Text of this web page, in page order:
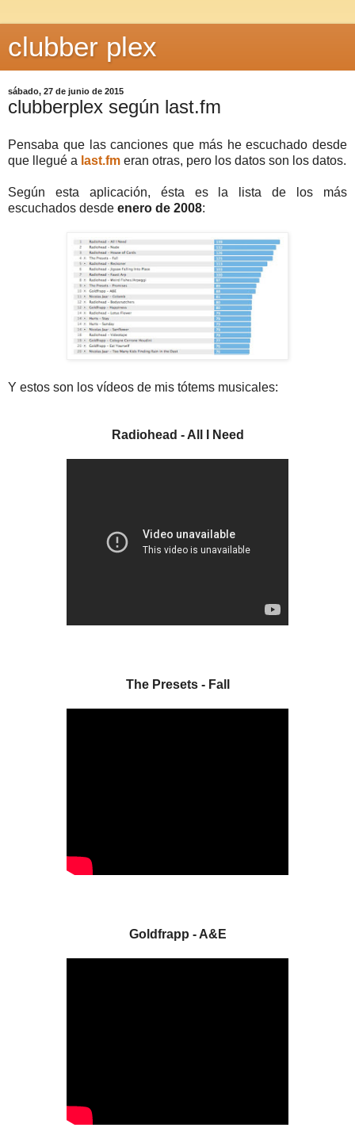
clubber plex
sábado, 27 de junio de 2015
clubberplex según last.fm
Pensaba que las canciones que más he escuchado desde
que llegué a last.fm eran otras, pero los datos son los datos.
Según esta aplicación, ésta es la lista de los más
escuchados desde enero de 2008:
Y estos son los vídeos de mis tótems musicales:
Radiohead - All I Need
The Presets - Fall
Goldfrapp - A&E